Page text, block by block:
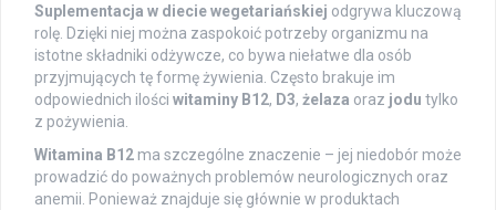
Suplementacja w diecie wegetariańskiej odgrywa kluczową
rolę. Dzięki niej można zaspokoić potrzeby organizmu na
istotne składniki odżywcze, co bywa niełatwe dla osób
przyjmujących tę formę żywienia. Często brakuje im
odpowiednich ilości witaminy B12, D3, żelaza oraz jodu tylko
z pożywienia.
Witamina B12 ma szczególne znaczenie – jej niedobór może
prowadzić do poważnych problemów neurologicznych oraz
anemii. Ponieważ znajduje się głównie w produktach